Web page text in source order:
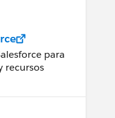
para
recursos